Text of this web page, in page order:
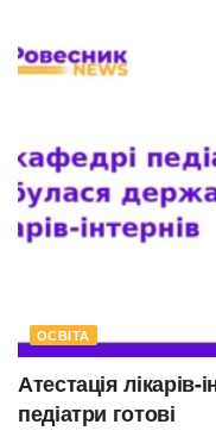
ОСВІТА
Атестація
педіатри готові